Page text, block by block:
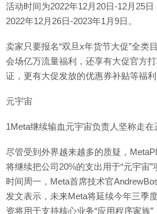
活动时间为2022年12月20日-12月25
2022年12月26日-2023年1月9日。
卖家只要报名“双旦x年货节大促”全类
会场亿万流量福利，还享有大促官方
证，更有大促发放的优惠券补贴等福利
元宇宙
1Meta继续输血元宇宙负责人坚称走在
尽管受到外界越来越多的质疑，
将继续把公司20%的支出用于“元宇宙”
时间周一，Meta首席技术官
发文表示，未来Meta将延续今年三
资将用于支持核心业务“应用程序家族